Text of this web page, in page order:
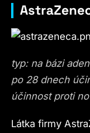
typ: na bázi
po 28 dnech
účinnost proti
Látka firmy